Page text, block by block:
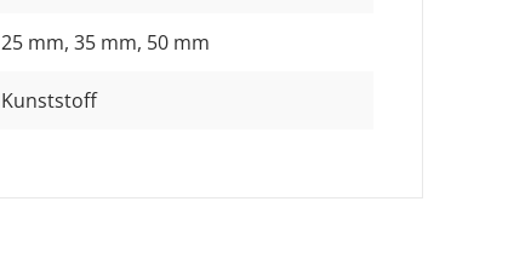
25 mm, 35 mm, 50 mm
Kunststoff